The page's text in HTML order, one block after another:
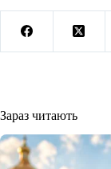
Зараз читають